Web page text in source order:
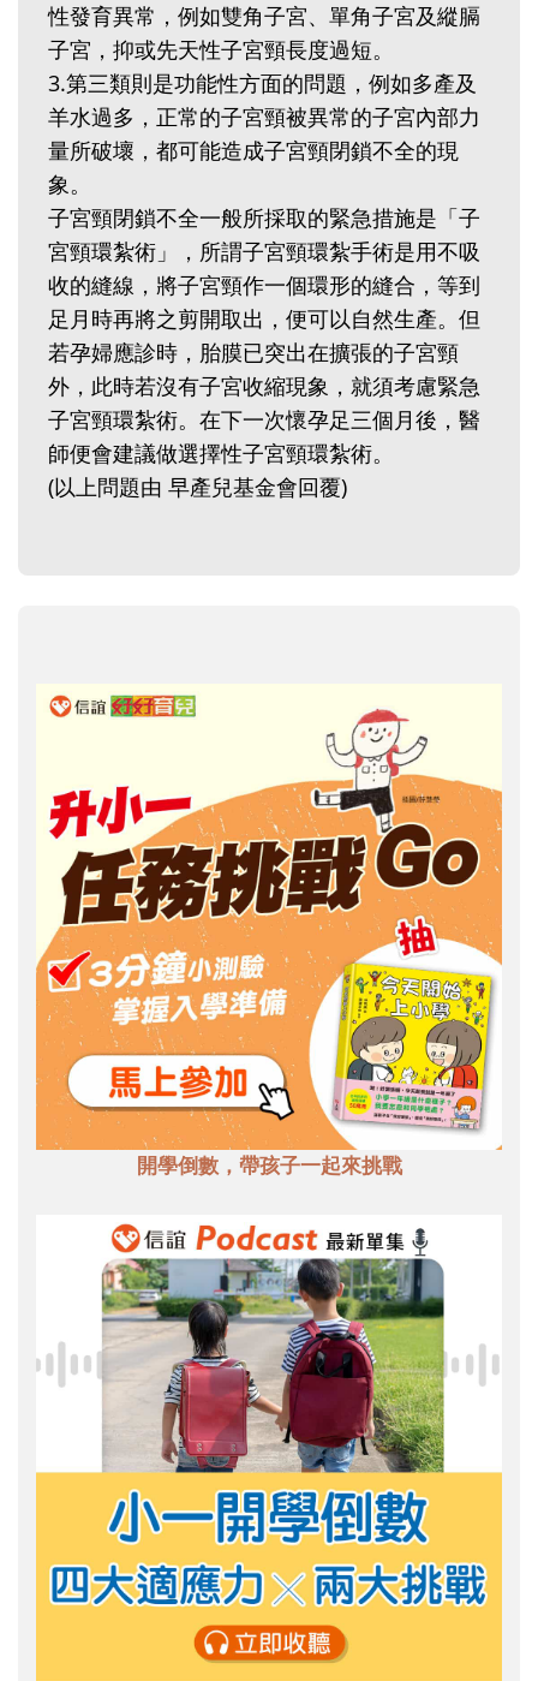
性發育異常，例如雙角子宮、單角子宮及縱膈
子宮，抑或先天性子宮頸長度過短。
3.‬第三類則是功能性方面的問題，例如多產及
羊水過多，正常的子宮頸被異常的子宮內部力
量所破壞，都可能造成子宮頸閉鎖不全的現
象。
子宮頸閉鎖不全一般所採取的緊急措施是「子
宮頸環紮術」，所謂子宮頸環紮手術是用不吸
收的縫線，將子宮頸作一個環形的縫合，等到
足月時再將之剪開取出，便可以自然生產。但
若孕婦應診時，胎膜已突出在擴張的子宮頸
外，此時若沒有子宮收縮現象，就須考慮緊急
子宮頸環紮術。在下一次懷孕足三個月後，醫
師便會建議做選擇性子宮頸環紮術。
(以上問題由 早產兒基金會回覆)
開學倒數，帶孩子一起來挑戰